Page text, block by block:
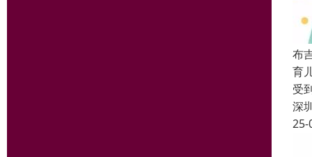
布
育
受
深
25-